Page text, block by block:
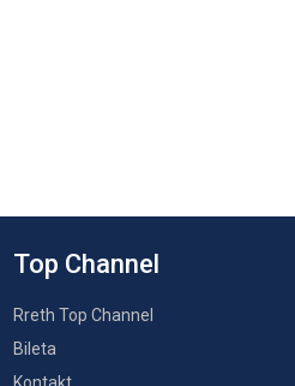
Top Channel
Rreth Top Channel
Bileta
Kontakt